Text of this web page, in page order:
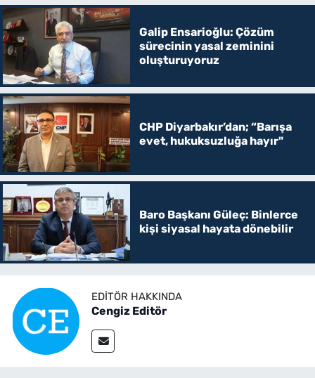
Galip Ensarioğlu: Çözüm
sürecinin yasal zeminini
oluşturuyoruz
CHP Diyarbakır’dan; “Barışa
evet, hukuksuzluğa hayır"
Baro Başkanı Güleç: Binlerce
kişi siyasal hayata dönebilir
EDITÖR HAKKINDA
Cengiz Editör